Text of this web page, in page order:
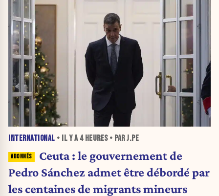
INTERNATIONAL • IL Y A 4 HEURES• PAR J.PE
Ceuta : le gouvernement de
Pedro Sánchez admet être débordé par
les centaines de migrants mineurs